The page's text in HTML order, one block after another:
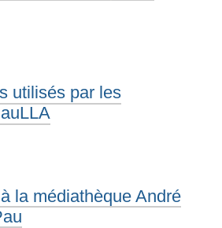
utilisés par les
la médiathèque André